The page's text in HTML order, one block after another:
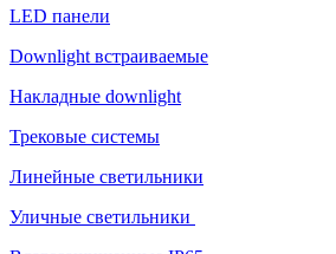
LED панели
Downlight встраиваемые
Накладные downlight
Трековые системы
Линейные светильники
Уличные светильники